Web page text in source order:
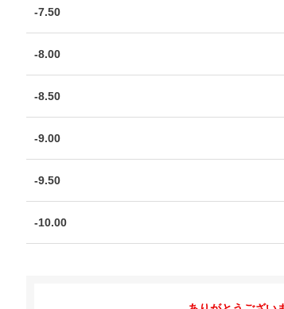
-7.50
-8.00
-8.50
-9.00
-9.50
-10.00